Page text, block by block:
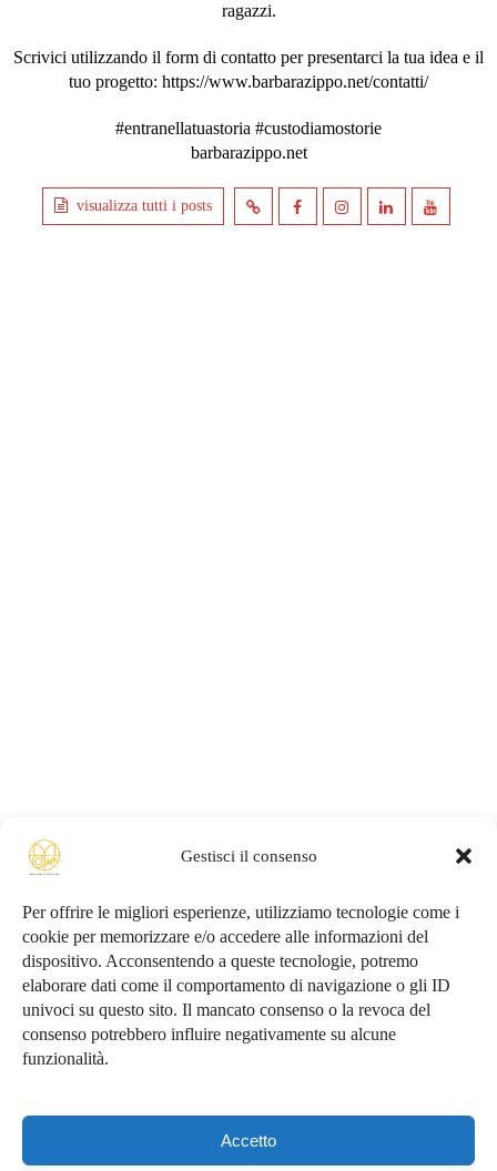
Gestisci il consenso
Per offrire le migliori esperienze, utilizziamo tecnologie come i
cookie per memorizzare e/o accedere alle informazioni del
dispositivo. Acconsentendo a queste tecnologie, potremo
elaborare dati come il comportamento di navigazione o gli ID
univoci su questo sito. Il mancato consenso o la revoca del
consenso potrebbero influire negativamente su alcune
funzionalità.
Accetto
ragazzi.
Scrivici utilizzando il form di contatto per presentarci la tua idea e il
tuo progetto: https://www.barbarazippo.net/contatti/
#entranellatuastoria #custodiamostorie
barbarazippo.net
visualizza tutti i posts
Privacy Policy